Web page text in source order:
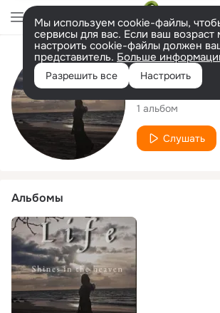
Мы используем cookie-файлы,
сервисы для вас. Если ваш возраст
настроить cookie-файлы должен
представитель. Больше
Разрешить все Настроить
Исполнитель
Esvonzia
1 альбом
Слушать
Альбомы